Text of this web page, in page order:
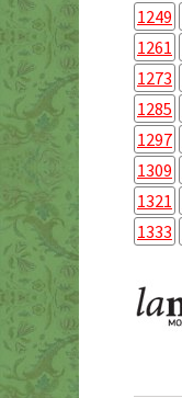
1249
1261
1273
1285
1297
1309
1321
1333